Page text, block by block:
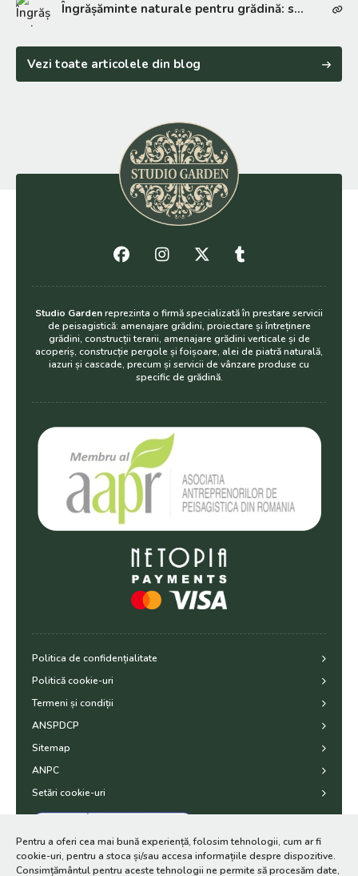
Pentru a oferi cea mai bună experiență, folosim tehnologii, cum ar fi
cookie-uri, pentru a stoca și/sau accesa informațiile despre dispozitive.
Consimțământul pentru aceste tehnologii ne permite să procesăm date,
Îngrășăminte naturale pentru grădină: soluții eficiente
Vezi toate articolele din blog
Studio Gardenreprezinta o firmă specializată în prestare servicii
de peisagistică: amenajare grădini, proiectare și întreținere
grădini, construcții terarii, amenajare grădini verticale și de
acoperiș, construcție pergole și foișoare, alei de piatră naturală,
iazuri și cascade, precum și servicii de vânzare produse cu
specific de grădină.
Politica de confidențialitate
Politică cookie-uri
Termeni și condiții
ANSPDCP
Sitemap
ANPC
Setări cookie-uri